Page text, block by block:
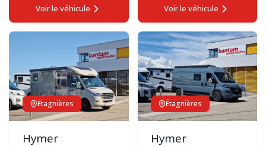
Voir le véhicule Voir le véhicule
Étagnières
Hymer
Étagnières
Hymer